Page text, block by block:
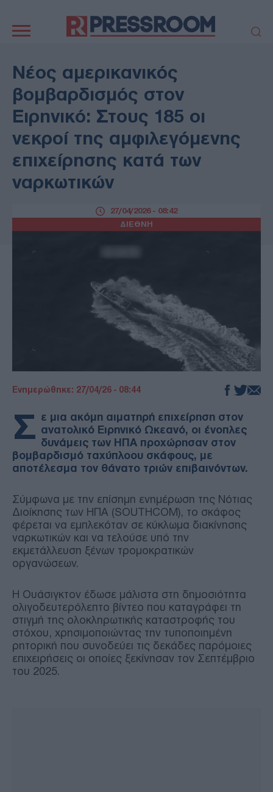
πλοήγηση
ΠΟΛΙΤΙΚΗ
ΤΟΥΡΚΙΑ
ΟΙΚΟΝΟΜΙΑ
ΕΛΛΑΔΑ
ΕΚΚΛΗΣΙΑ
ΑΜΥΝΑ
ΔΙΕΘΝΗ
ΚΥΠΡΟΣ
MEDIA
LIFESTYLE
SPORTS
ΑΥΤΟΔΙΟΙΚΗΣΗ
ΥΓΕΙΑ
ΖΩΔΙΑ
ΑΡΘΡΟΓΡΑΦΙΑ
Νέος αμερικανικός
βομβαρδισμός στον
Ειρηνικό: Στους 185 οι
νεκροί της αμφιλεγόμενης
επιχείρησης κατά των
ναρκωτικών
ΔΙΕΘΝΗ
27/04/2026 - 08:42
Ενημερώθηκε: 27/04/26 - 08:44
Σ ε μια ακόμη αιματηρή επιχείρηση στον
ανατολικό Ειρηνικό Ωκεανό, οι ένοπλες
δυνάμεις των ΗΠΑ προχώρησαν στον
βομβαρδισμό ταχύπλοου σκάφους, με
αποτέλεσμα τον θάνατο τριών επιβαινόντων.
Σύμφωνα με την επίσημη ενημέρωση της Νότιας
Διοίκησης των ΗΠΑ (SOUTHCOM), το σκάφος
φέρεται να εμπλεκόταν σε κύκλωμα διακίνησης
ναρκωτικών και να τελούσε υπό την
εκμετάλλευση ξένων τρομοκρατικών
οργανώσεων.
Η Ουάσιγκτον έδωσε μάλιστα στη δημοσιότητα
ολιγοδευτερόλεπτο βίντεο που καταγράφει τη
στιγμή της ολοκληρωτικής καταστροφής του
στόχου, χρησιμοποιώντας την τυποποιημένη
ρητορική που συνοδεύει τις δεκάδες παρόμοιες
επιχειρήσεις οι οποίες ξεκίνησαν τον Σεπτέμβριο
του 2025.